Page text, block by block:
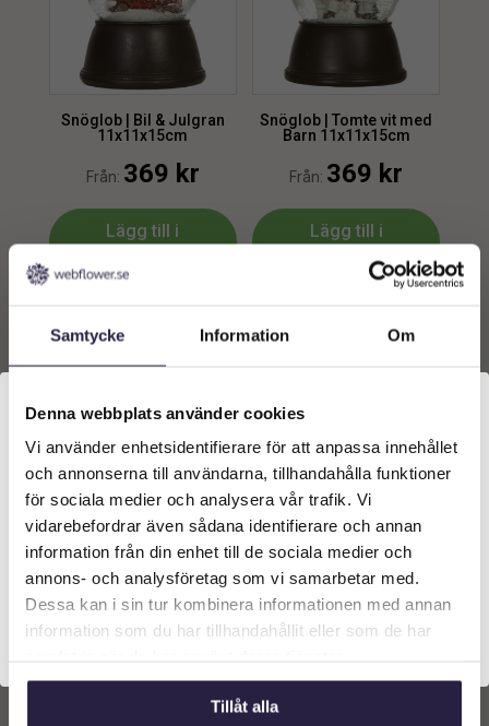
Samtycke Information Om
Denna webbplats använder cookies
Vi använder enhetsidentifierare för att anpassa innehållet
och annonserna till användarna, tillhandahålla funktioner
för sociala medier och analysera vår trafik. Vi
vidarebefordrar även sådana identifierare och annan
information från din enhet till de sociala medier och
annons- och analysföretag som vi samarbetar med.
Dessa kan i sin tur kombinera informationen med annan
information som du har tillhandahållit eller som de har
Tillåt alla
Snöglob | Bil & Julgran
11x11x15cm
Från: 369 kr
Lägg till i
Snöglob | Tomte vit med
Barn 11x11x15cm
Från: 369 kr
Lägg till i
varukorg
Snöglob | Tomte vit med
Ren 11x11x15cm
Från: 369kr
varukorg
Välkommen till Webflower
Vilken typ av kund är du? Du kan alltid justera ditt val
längst upp på sidan.
Företagskund (exkl. moms)
Privatkund (inkl. moms)